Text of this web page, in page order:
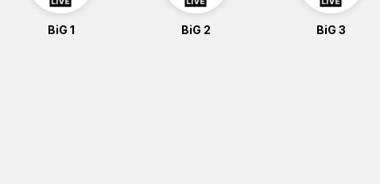
BiG 1 BiG 2 BiG 3